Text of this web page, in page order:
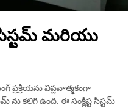
మరియు
ప్రక్రియను విప్లవాత్మకంగా
ను కలిగి ఉంది. ఈ సంక్లిష్ట సిస్టమ్